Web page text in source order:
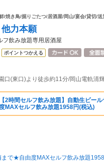
/焼き鳥/掘りごたつ/居酒屋/岡山/宴会/貸切/送
他力本願
飲み放題専用居酒屋
ポイントつかえる
【2時間セルフ飲み放題】自動生ビー
度MAXセルフ飲み放題1958円(税込)
まで★自由度MAXセルフ飲み放題